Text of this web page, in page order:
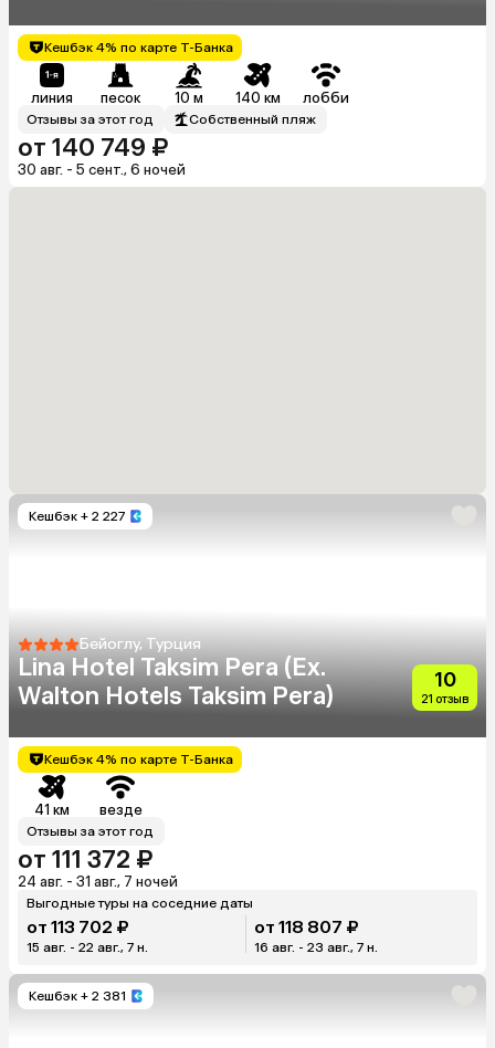
Кешбэк 4% по карте Т-Банка
линия песок 10 м 140 км лобби
Отзывы за этот год Собственный пляж
от 140 749 ₽
30 авг. - 5 сент., 6 ночей
Кешбэк + 2 227
Бейоглу, Турция
Lina Hotel Taksim Pera (Ex.
Walton Hotels Taksim Pera)
10
21 отзыв
Кешбэк 4% по карте Т-Банка
41 км везде
Отзывы за этот год
от 111 372 ₽
24 авг. - 31 авг., 7 ночей
Выгодные туры на соседние даты
от 113 702 ₽
15 авг. - 22 авг., 7 н.
от 118 807 ₽
16 авг. - 23 авг., 7 н.
Кешбэк + 2 381